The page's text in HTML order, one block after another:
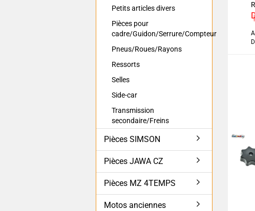
Petits articles divers
Pièces pour
cadre/Guidon/Serrure/Compteur
Pneus/Roues/Rayons
Ressorts
Selles
Side-car
Transmission
secondaire/Freins
Pièces SIMSON
Pièces JAWA CZ
Pièces MZ 4TEMPS
Motos anciennes